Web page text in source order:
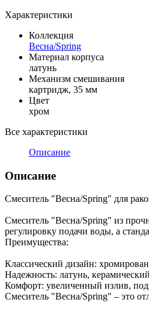
Характеристики
Коллекция
Весна/Spring
Материал корпуса
латунь
Механизм смешивания
картридж, 35 мм
Цвет
хром
Все характеристики
Описание
Описание
Смеситель "Весна/Spring" для
Смеситель "Весна/Spring" из
регулировку подачи воды, а
Преимущества:
Классический дизайн:
Надежность: латунь,
Комфорт: увеличенный излив,
Смеситель "Весна/Spring" – это